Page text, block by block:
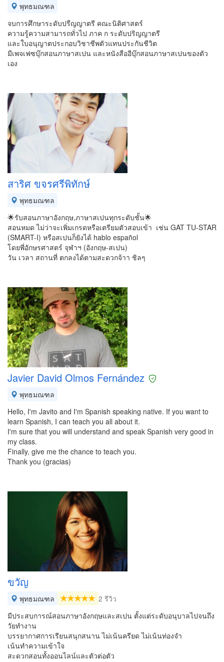
พุทธมณฑล
จบการศึกษาระดับปรืญญาตรี คณะนิติศาสตร์
ความรู้ความสามารถทั่วไป ภาค ก ระดับปริญญาตรี
และใบอนุญาตประกอบวิชาชีพตัวแทนประกันชีวิต
มีเพจเฟซบุ๊กสอนภาษาสเปน และหนังสืออีบุ๊กสอนภาษาสเปนของตัว
เอง
สาริศ ขจรศรีพิทักษ์
พุทธมณฑล
🌟รับสอนภาษาอังกฤษ,ภาษาสเปนทุกระดับชั้น🌟
สอนหมด ไม่ว่าจะเพิ่มเกรดหรือเตรียมตัวสอบเข้า เช่น GAT TU-STAR
(SMART-I) หรือสเปนก็ยังได้ hablo español
โดยพี่อักษรศาสตร์ จุฬาฯ (อังกฤษ-สเปน)
วัน เวลา สถานที่ ตกลงได้ตามสะดวกจ้าา ชิลๆ
Javier David Olmos Fernández
พุทธมณฑล
Hello, I'm Javito and I'm Spanish speaking native. If you want to
learn Spanish, I can teach you all about it.
I'm sure that you will understand and speak Spanish very good in
my class.
Finally, give me the chance to teach you.
Thank you (gracias)
ขวัญ
พุทธมณฑล
2 รีวิว
มีประสบการณ์สอนภาษาอังกฤษและสเปน ตั้งแต่ระดับอนุบาลไปจนถึง
วัยทำงาน
บรรยากาศการเรียนสนุกสนาน ไม่เน้นครียด ไม่เน้นท่องจำ
เน้นทำความเข้าใจ
สะดวกสอนทั้งออนไลน์​และตัวต่อตัว